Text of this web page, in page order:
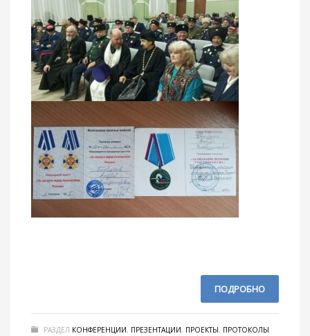
ПОДРОБНО
РАЗДЕЛ КОНФЕРЕНЦИИ, ПРЕЗЕНТАЦИИ, ПРОЕКТЫ, ПРОТОКОЛЫ